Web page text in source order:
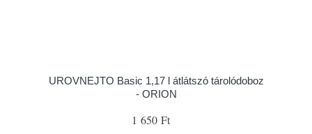
UROVNEJTO Basic 1,17 l átlátszó tárolódoboz
- ORION
1 650 Ft